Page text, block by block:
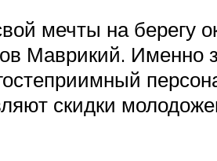
мечты на берегу
Маврикий.
скидки